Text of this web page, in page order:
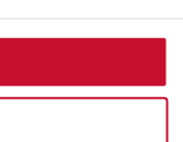
lave-os e corte-os